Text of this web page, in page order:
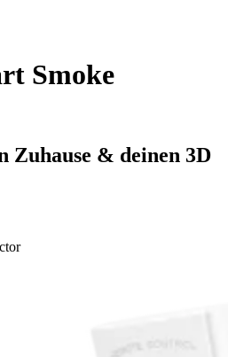
Smoke
Zuhause & deinen 3D